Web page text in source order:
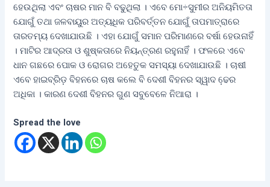
ହେଉଥିଲା ଏବଂ ଚାଷର ମାନ ବି ବଢୁଥିଲା । ଏବେ ମୋ÷ସୁମୀର ଅନିୟମିତତା
ଯୋଗୁଁ ତଥା ଜଳବାୟୁର ଅତ୍ୟଧିକ ପରିବର୍ତ୍ତନ ଯୋଗୁଁ ତାପମାତ୍ରାରେ
ତାରତମ୍ୟ ଦେଖାଯାଉଛି । ଏହା ଯୋଗୁଁ ସମାନ ପରିମାଣରେ ବର୍ଷା ହେଉନାହିଁ
। ମାଟିର ଆଦ୍ରତା ଓ ଶୁଷ୍କତାରେ ନିୟନ୍ତ୍ରଣ ରହୁନାହିଁ । ଫଳରେ ଏବେ
ଧାନ ଗଛରେ ପୋକ ଓ ରୋଗର ଅହେତୁକ ସମସ୍ୟା ଦେଖାଯାଉଛି । ଚାଷୀ
ଏବେ ହାଇବ୍ରିଡ଼ ବିହନରେ ଚାଷ କଲେ ବି ଦେଶୀ ବିହନର ସ୍ୱାଦ ଢେ଼ର
ଅଧିକା । କାରଣ ଦେଶୀ ବିହନର ଗୁଣ ସବୁବେଳେ ନିଆରା ।
Spread the love